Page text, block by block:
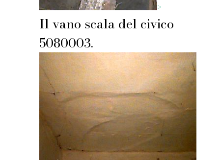
>
Il vano scala del civico
5080003.